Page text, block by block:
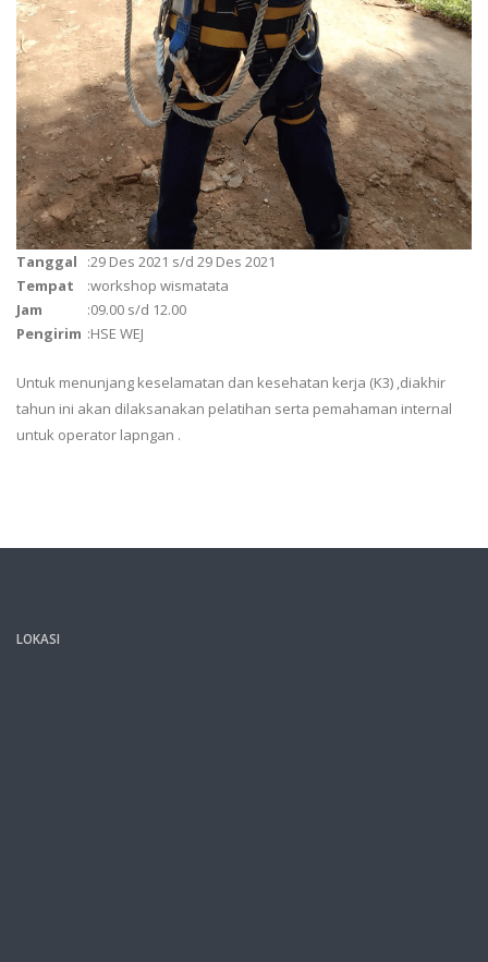
Tanggal :29 Des 2021 s/d 29 Des 2021
Tempat
:workshop wismatata
Jam
:09.00 s/d 12.00
Pengirim :HSE WEJ
Untuk menunjang keselamatan dan kesehatan kerja (K3) ,diakhir
tahun ini akan dilaksanakan pelatihan serta pemahaman internal
untuk operator lapngan .
LOKASI